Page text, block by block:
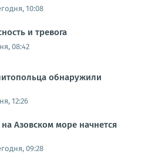
10:08
и тревога
08:42
обнаружили
12:26
Азовском море начнется
09:28